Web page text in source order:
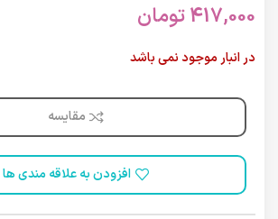
417,000تومان
در انبار موجود نمی باشد
مقایسه
افزودن به علاقه مندی ها